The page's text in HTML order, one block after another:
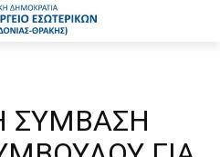
ΣΥΜΒΑΣΗ